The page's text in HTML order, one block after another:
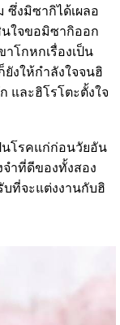
งมิซากิได้เผลอ
นใจขอมิซากิออก
โกหกเรื่องเป็น
งให้กำลังใจจนฮิ
และฮิโรโตะตั้งใจ
โรคแก่ก่อนวัยอัน
ำที่ดีของทั้งสอง
บที่จะแต่งงานกับฮิ